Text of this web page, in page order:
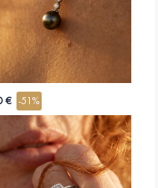
€ -51%